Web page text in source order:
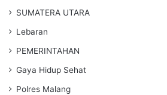
SUMATERA UTARA
Lebaran
PEMERINTAHAN
Gaya Hidup Sehat
Polres Malang